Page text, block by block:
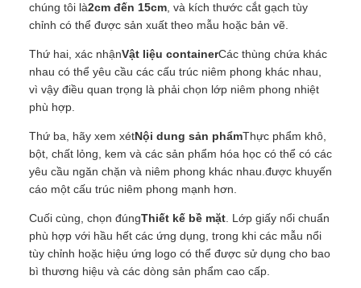
chúng tôi là2cm đến 15cm, và kích thước cắt gạch tùy
chỉnh có thể được sản xuất theo mẫu hoặc bản vẽ.
Thứ hai, xác nhậnVật liệu containerCác thùng chứa khác
nhau có thể yêu cầu các cấu trúc niêm phong khác nhau,
vì vậy điều quan trọng là phải chọn lớp niêm phong nhiệt
phù hợp.
Thứ ba, hãy xem xétNội dung sản phẩmThực phẩm khô,
bột, chất lỏng, kem và các sản phẩm hóa học có thể có các
yêu cầu ngăn chặn và niêm phong khác nhau.được khuyến
cáo một cấu trúc niêm phong mạnh hơn.
Cuối cùng, chọn đúngThiết kế bề mặt. Lớp giấy nổi chuẩn
phù hợp với hầu hết các ứng dụng, trong khi các mẫu nổi
tùy chỉnh hoặc hiệu ứng logo có thể được sử dụng cho bao
bì thương hiệu và các dòng sản phẩm cao cấp.